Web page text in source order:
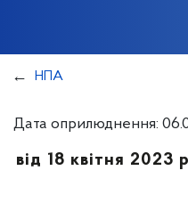
НПА
Дата оприлюднення:
від 18 квітня